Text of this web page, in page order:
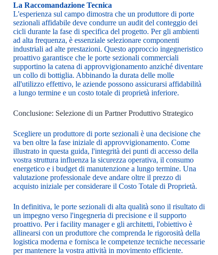
La Raccomandazione Tecnica
L'esperienza sul campo dimostra che un produttore di porte
sezionali affidabile deve condurre un audit del conteggio dei
cicli durante la fase di specifica del progetto. Per gli ambienti
ad alta frequenza, è essenziale selezionare componenti
industriali ad alte prestazioni. Questo approccio ingegneristico
proattivo garantisce che le porte sezionali commerciali
supportino la catena di approvvigionamento anziché diventare
un collo di bottiglia. Abbinando la durata delle molle
all'utilizzo effettivo, le aziende possono assicurarsi affidabilità
a lungo termine e un costo totale di proprietà inferiore.
Conclusione: Selezione di un Partner Produttivo Strategico
Scegliere un produttore di porte sezionali è una decisione che
va ben oltre la fase iniziale di approvvigionamento. Come
illustrato in questa guida, l'integrità dei punti di accesso della
vostra struttura influenza la sicurezza operativa, il consumo
energetico e i budget di manutenzione a lungo termine. Una
valutazione professionale deve andare oltre il prezzo di
acquisto iniziale per considerare il Costo Totale di Proprietà.
In definitiva, le porte sezionali di alta qualità sono il risultato di
un impegno verso l'ingegneria di precisione e il supporto
proattivo. Per i facility manager e gli architetti, l'obiettivo è
allinearsi con un produttore che comprenda le rigorosità della
logistica moderna e fornisca le competenze tecniche necessarie
per mantenere la vostra attività in movimento efficiente.